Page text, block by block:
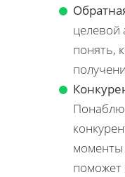
целевой
понять,
моменты
поможет